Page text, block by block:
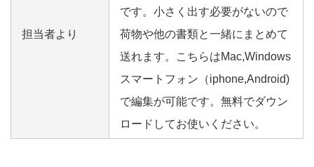
担当者より
です。小さく出す必要がないので
荷物や他の書類と一緒にまとめて
送れます。こちらはMac,Windows
スマートフォン（iphone,Android)
で編集が可能です。無料でダウン
ロードしてお使いください。